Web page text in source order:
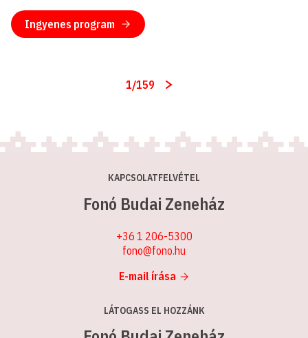
Ingyenes program
1/159
KAPCSOLATFELVÉTEL
Fonó Budai Zeneház
+36 1 206-5300
fono@fono.hu
E-mail írása
LÁTOGASS EL HOZZÁNK